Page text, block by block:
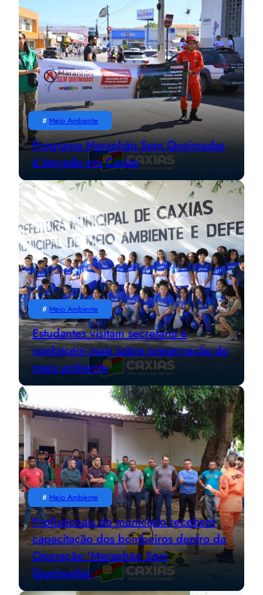
# Meio Ambiente
Programa Maranhão Sem Queimadas
é lançado em Caxias
# Meio Ambiente
Estudantes visitam secretaria e
conhecem mais sobre preservação do
meio ambiente
# Meio Ambiente
Profissionais do município recebem
capacitação dos bombeiros dentro da
Operação ‘Maranhão Sem
Queimadas’